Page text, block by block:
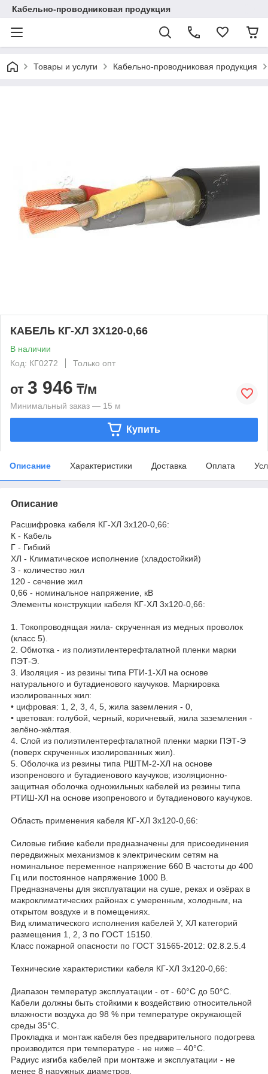
Кабельно-проводниковая продукция
Товары и услуги Кабельно-проводниковая продукция
КАБЕЛЬ КГ-ХЛ 3Х120-0,66
В наличии
Код: КГ0272
Только опт
от 3 946 ₸/м
Минимальный заказ — 15 м
Купить
Описание Характеристики Доставка Оплата
Описание
Расшифровка кабеля КГ-ХЛ 3х120-0,66:
К - Кабель
Г - Гибкий
ХЛ - Климатическое исполнение (хладостойкий)
3 - количество жил
120 - сечение жил
0,66 - номинальное напряжение, кВ
Элементы конструкции кабеля КГ-ХЛ 3х120-0,66:
1. Токопроводящая жила- скрученная из медных проволок
(класс 5).
2. Обмотка - из полиэтилентерефталатной пленки марки
ПЭТ-Э.
3. Изоляция - из резины типа РТИ-1-ХЛ на основе
натурального и бутадиенового каучуков. Маркировка
изолированных жил:
• цифровая: 1, 2, 3, 4, 5, жила заземления - 0,
• цветовая: голубой, черный, коричневый, жила заземления -
зелёно-жёлтая.
4. Слой из полиэтилентерефталатной пленки марки ПЭТ-Э
(поверх скрученных изолированных жил).
5. Оболочка из резины типа РШТМ-2-ХЛ на основе
изопренового и бутадиенового каучуков; изоляционно-
защитная оболочка одножильных кабелей из резины типа
РТИШ-ХЛ на основе изопренового и бутадиенового каучуков.
Область применения кабеля КГ-ХЛ 3х120-0,66:
Силовые гибкие кабели предназначены для присоединения
передвижных механизмов к электрическим сетям на
номинальное переменное напряжение 660 В частоты до 400
Гц или постоянное напряжение 1000 В.
Предназначены для эксплуатации на суше, реках и озёрах в
макроклиматических районах с умеренным, холодным, на
открытом воздухе и в помещениях.
Вид климатического исполнения кабелей У, ХЛ категорий
размещения 1, 2, 3 по ГОСТ 15150.
Класс пожарной опасности по ГОСТ 31565-2012: 02.8.2.5.4
Технические характеристики кабеля КГ-ХЛ 3х120-0,66:
Диапазон температур эксплуатации - от - 60°С до 50°С.
Кабели должны быть стойкими к воздействию относительной
влажности воздуха до 98 % при температуре окружающей
среды 35°С.
Прокладка и монтаж кабеля без предварительного подогрева
производится при температуре - не ниже – 40°С.
Радиус изгиба кабелей при монтаже и эксплуатации - не
менее 8 наружных диаметров.